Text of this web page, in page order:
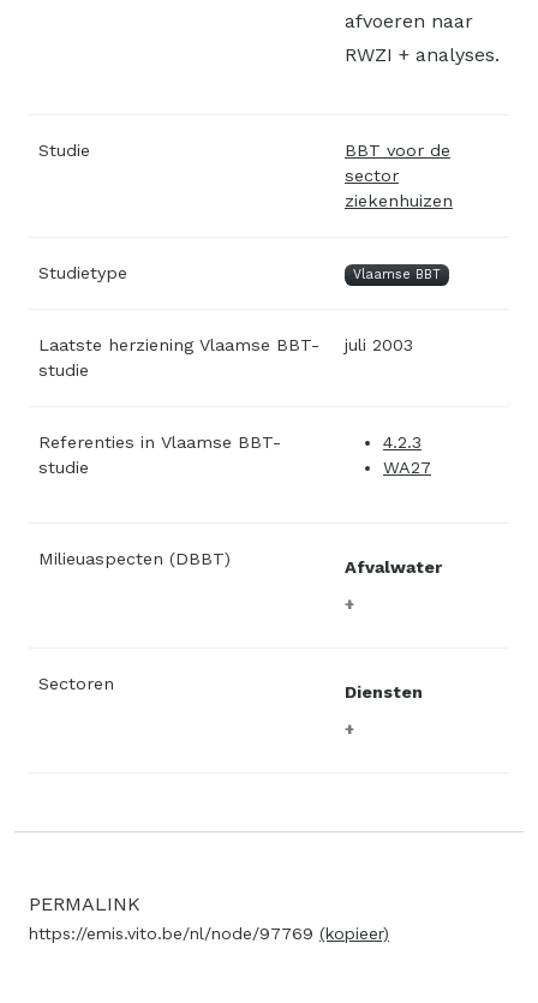
afvoeren naar
RWZI + analyses.
Studie
BBT voor de
sector
ziekenhuizen
Studietype Vlaamse BBT
Laatste herziening Vlaamse BBT-
studie
juli 2003
Referenties in Vlaamse BBT-
studie
4.2.3
WA27
Milieuaspecten (DBBT) Afvalwater
Sectoren Diensten
PERMALINK
https://emis.vito.be/nl/node/97769 (kopieer)